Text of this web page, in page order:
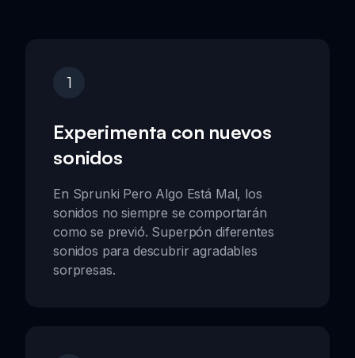
1
Experimenta con nuevos
sonidos
En Sprunki Pero Algo Está Mal, los
sonidos no siempre se comportarán
como se previó. Superpón diferentes
sonidos para descubrir agradables
sorpresas.